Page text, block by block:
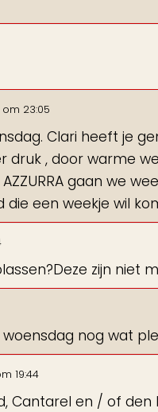
om 23:05
Clari heeft je
druk , door warme
gaan we
een weekje wil
zijn niet
nog wat
19:44
en / of den